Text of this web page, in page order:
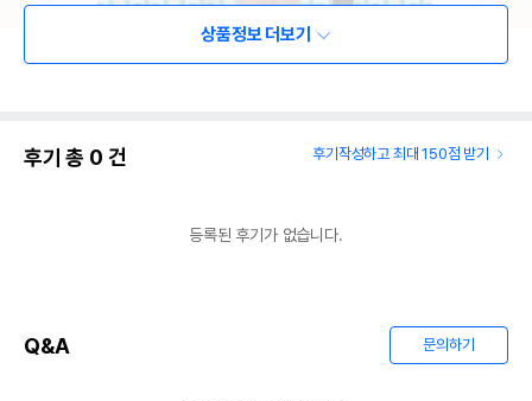
상품정보 더보기
후기 총 0 건 후기작성하고 최대 150점 받기
등록된 후기가 없습니다.
Q&A 문의하기